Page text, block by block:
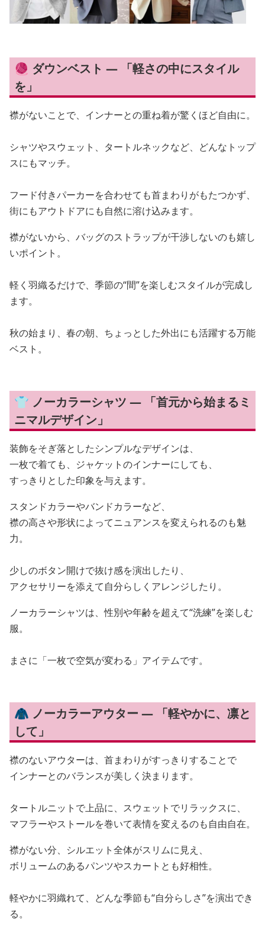
🧶 ダウンベスト — 「軽さの中にスタイル
を」
襟がないことで、インナーとの重ね着が驚くほど自由に。
シャツやスウェット、タートルネックなど、どんなトップ
スにもマッチ。
フード付きパーカーを合わせても首まわりがもたつかず、
街にもアウトドアにも自然に溶け込みます。
襟がないから、バッグのストラップが干渉しないのも嬉し
いポイント。
軽く羽織るだけで、季節の“間”を楽しむスタイルが完成し
ます。
秋の始まり、春の朝、ちょっとした外出にも活躍する万能
ベスト。
👕 ノーカラーシャツ — 「首元から始まるミ
ニマルデザイン」
装飾をそぎ落としたシンプルなデザインは、
一枚で着ても、ジャケットのインナーにしても、
すっきりとした印象を与えます。
スタンドカラーやバンドカラーなど、
襟の高さや形状によってニュアンスを変えられるのも魅
力。
少しのボタン開けで抜け感を演出したり、
アクセサリーを添えて自分らしくアレンジしたり。
ノーカラーシャツは、性別や年齢を超えて“洗練”を楽しむ
服。
まさに「一枚で空気が変わる」アイテムです。
🧥 ノーカラーアウター — 「軽やかに、凛と
して」
襟のないアウターは、首まわりがすっきりすることで
インナーとのバランスが美しく決まります。
タートルニットで上品に、スウェットでリラックスに、
マフラーやストールを巻いて表情を変えるのも自由自在。
襟がない分、シルエット全体がスリムに見え、
ボリュームのあるパンツやスカートとも好相性。
軽やかに羽織れて、どんな季節も“自分らしさ”を演出でき
る。